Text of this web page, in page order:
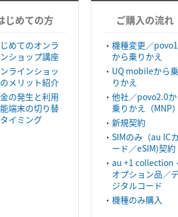
じめての方
めてのオンラ
ショップ講座
ラインショッ
メリット紹介
の発生と利用
端末の切り替
イミング
ご購入の流れ
機種変更／
から乗りかえ
UQ mobileから乗
りかえ
他社／povo2.0か
乗りかえ（MNP）
新規契約
SIMのみ（au ICカ
ード／eSIM)契約
au +1 collection
オプション品／
ジタルコード
機種のみ購入